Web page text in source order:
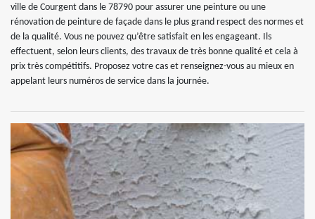
ville de Courgent dans le 78790 pour assurer une peinture ou une
rénovation de peinture de façade dans le plus grand respect des normes et
de la qualité. Vous ne pouvez qu’être satisfait en les engageant. Ils
effectuent, selon leurs clients, des travaux de très bonne qualité et cela à
prix très compétitifs. Proposez votre cas et renseignez-vous au mieux en
appelant leurs numéros de service dans la journée.